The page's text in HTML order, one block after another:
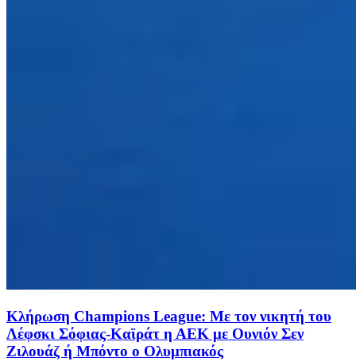
Κλήρωση Champions League: Με τον νικητή του
Λέφσκι Σόφιας-Καϊράτ η ΑΕΚ με Ουνιόν Σεν
Ζιλουάζ ή Μπόντο ο Ολυμπιακός